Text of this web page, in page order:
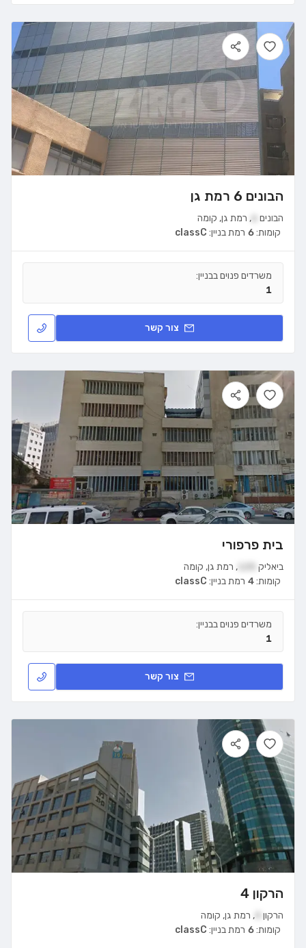
הבונים 6 רמת גן
הבונים , רמת גן, קומה
רמת בניין: classC קומות:6
משרדים פנוים בבניין:
1
צור קשר
בית פרפורי
ביאליק , רמת גן, קומה
רמת בניין: classC קומות:4
משרדים פנוים בבניין:
1
צור קשר
הרקון 4
הרקון , רמת גן, קומה
רמת בניין: classC קומות:6